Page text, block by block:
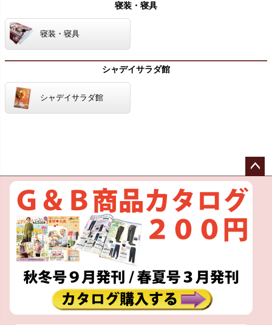
寝装・寝具
寝装・寝具
シャデイサラダ館
シャデイサラダ館
ペー
ジト
へ